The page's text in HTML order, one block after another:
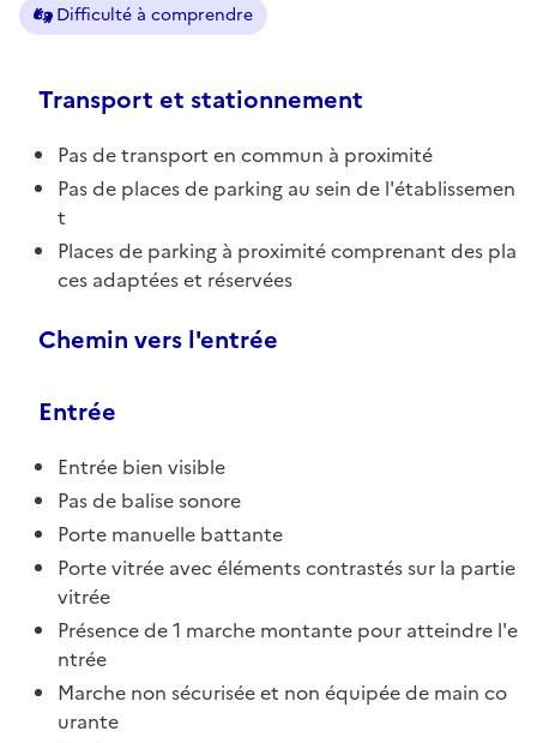
Difficulté à comprendre
Transport et stationnement
Pas de transport en commun à proximité
Pas de places de parking au sein de l'établissemen
t
Places de parking à proximité comprenant des pla
ces adaptées et réservées
Chemin vers l'entrée
Entrée
Entrée bien visible
Pas de balise sonore
Porte manuelle battante
Porte vitrée avec éléments contrastés sur la partie
vitrée
Présence de 1 marche montante pour atteindre l'e
ntrée
Marche non sécurisée et non équipée de main co
urante